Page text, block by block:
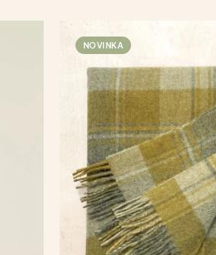
NOVINKA